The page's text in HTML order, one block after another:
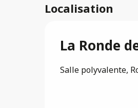
Localisation
La Ronde
Salle polyvalente,